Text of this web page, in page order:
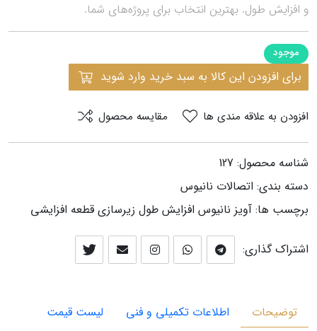
و افزایش طول. بهترین انتخاب برای پروژه‌های شما.
موجود
برای افزودن این کالا به سبد خرید وارد شوید
افزودن به علاقه مندی ها مقایسه محصول
شناسه محصول: 127
دسته بندی: اتصالات نانيوس
برچسب ها: آویز نانیوس افزایش طول زیرسازی قطعه افزایشی
اشتراک گذاری:
توضیحات اطلاعات تکمیلی و فنی
لیست قیمت